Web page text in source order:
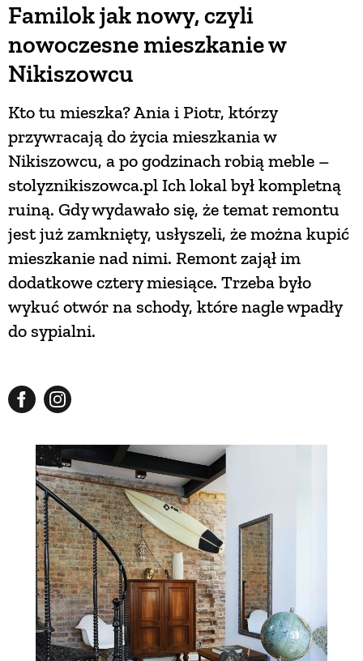
Familok jak nowy, czyli
nowoczesne mieszkanie w
Nikiszowcu
Kto tu mieszka? Ania i Piotr, którzy
przywracają do życia mieszkania w
Nikiszowcu, a po godzinach robią meble –
stolyznikiszowca.pl Ich lokal był kompletną
ruiną. Gdy wydawało się, że temat remontu
jest już zamknięty, usłyszeli, że można kupić
mieszkanie nad nimi. Remont zajął im
dodatkowe cztery miesiące. Trzeba było
wykuć otwór na schody, które nagle wpadły
do sypialni.